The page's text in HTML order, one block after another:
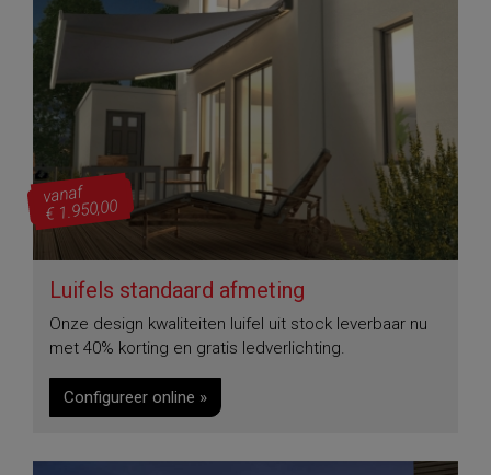
vanaf
€ 1.950,00
Luifels standaard afmeting
Onze design kwaliteiten luifel uit stock leverbaar nu
met 40% korting en gratis ledverlichting.
Configureer online »